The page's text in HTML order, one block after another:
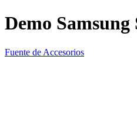
Demo Samsung
Fuente de Accesorios